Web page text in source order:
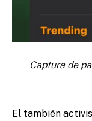
Captura de
El también